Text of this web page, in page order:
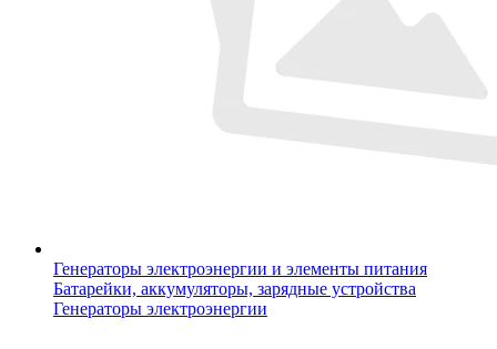
Генераторы электроэнергии и элементы питания
Батарейки, аккумуляторы, зарядные устройства
Генераторы электроэнергии